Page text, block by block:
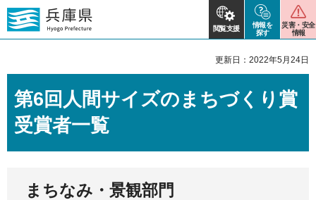
閲覧支援
情報を
探す
災害・安全
情報
更新日：2022年5月24日
第6回人間サイズのまちづくり賞
受賞者一覧
まちなみ・景観部門